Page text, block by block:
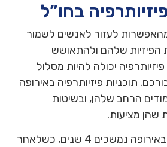
בחו”ל
לעזור לאנשים לשמור
הפיזיות שלהם ולהתאושש
יכולה להיות מסלול
תוכניות פיזיותרפיה באירופה
הרחב שלהן, ובשיטות
שהן מציעות.
לימודי פיזיותרפיה באירופה נמשכים 4 שנים, כשלאחר